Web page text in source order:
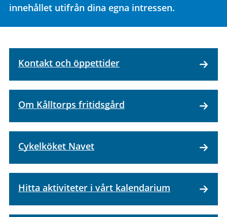
innehållet utifrån dina egna intressen.
Kontakt och öppettider
Om Kålltorps fritidsgård
Cykelköket Navet
Hitta aktiviteter i vårt kalendarium